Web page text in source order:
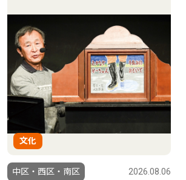
文化
中区・西区・南区 2026.08.06